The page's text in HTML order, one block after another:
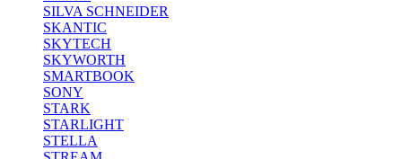
SILVA SCHNEIDER
SKANTIC
SKYTECH
SKYWORTH
SMARTBOOK
SONY
STARK
STARLIGHT
STELLA